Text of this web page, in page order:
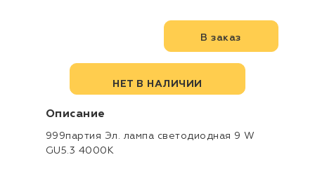
В заказ
НЕТ В НАЛИЧИИ
описание
999партия Эл. лампа светодиодная 9 W
GU5.3 4000К